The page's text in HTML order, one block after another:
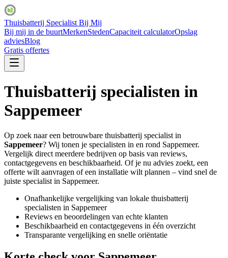
Thuisbatterij Specialist Bij Mij
Bij mij in de buurtMerkenStedenCapaciteit calculatorOpslag
adviesBlog
Gratis offertes
Thuisbatterij specialisten in
Sappemeer
Op zoek naar een betrouwbare thuisbatterij specialist in
Sappemeer? Wij tonen je specialisten in en rond Sappemeer.
Vergelijk direct meerdere bedrijven op basis van reviews,
contactgegevens en beschikbaarheid. Of je nu advies zoekt, een
offerte wilt aanvragen of een installatie wilt plannen – vind snel de
juiste specialist in Sappemeer.
Onafhankelijke vergelijking van lokale thuisbatterij
specialisten in Sappemeer
Reviews en beoordelingen van echte klanten
Beschikbaarheid en contactgegevens in één overzicht
Transparante vergelijking en snelle oriëntatie